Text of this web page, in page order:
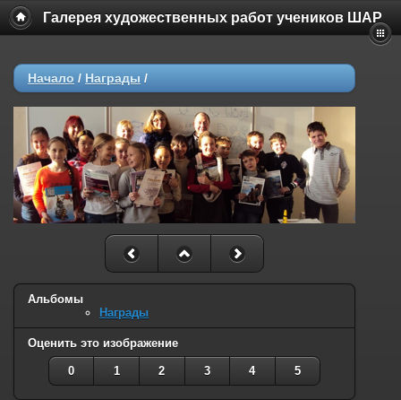
Галерея художественных работ учеников ШАР
Начало / Награды /
Альбомы
Награды
Оценить это изображение
0 1 2 3 4 5